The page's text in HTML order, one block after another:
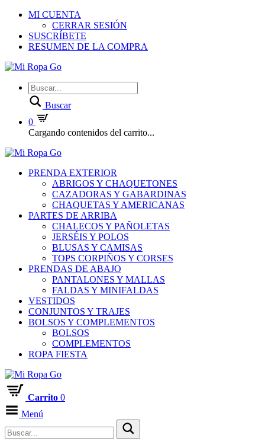
MI CUENTA
CERRAR SESIÓN
SUSCRÍBETE
RESUMEN DE LA COMPRA
Buscar
0
Cargando contenidos del carrito...
PRENDA EXTERIOR
ABRIGOS Y CHAQUETONES
CAZADORAS Y GABARDINAS
CHAQUETAS Y AMERICANAS
PARTES DE ARRIBA
CHALECOS Y PAÑOLETAS
JERSÉIS Y POLOS
BLUSAS Y CAMISAS
TOPS CORPIÑOS Y CORSES
PRENDAS DE ABAJO
PANTALONES Y MALLAS
FALDAS Y MINIFALDAS
VESTIDOS
CONJUNTOS Y TRAJES
BOLSOS Y COMPLEMENTOS
BOLSOS
COMPLEMENTOS
ROPA FIESTA
Carrito 0
Menú